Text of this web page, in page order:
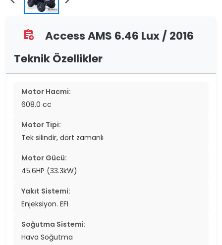
assignment_add
Access AMS 6.46 Lux / 2016
Teknik Özellikler
Motor Hacmi:
608.0 cc
Motor Tipi:
Tek silindir, dört zamanlı
Motor Gücü:
45.6HP (33.3kW)
Yakıt Sistemi:
Enjeksiyon. EFI
Soğutma Sistemi:
Hava Soğutma